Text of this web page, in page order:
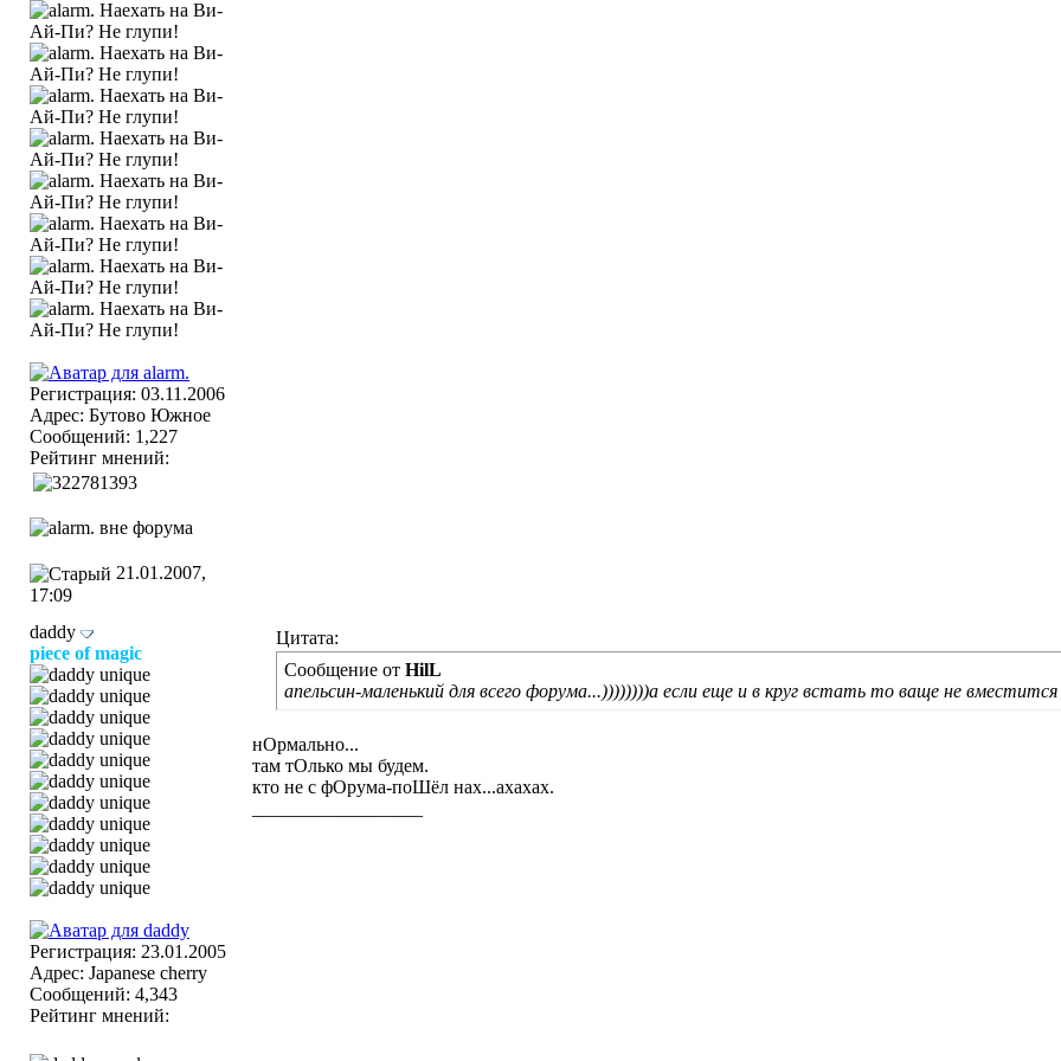
Регистрация: 03.11.2006
Адрес: Бутово Южное
Сообщений: 1,227
Рейтинг мнений:
21.01.2007,
17:09
daddy
piece of magic
Регистрация: 23.01.2005
Адрес: Japanese cherry
Сообщений: 4,343
Рейтинг мнений:
Цитата:
Сообщение от HilL
апельсин-маленький для всего форума...))))))))а если еще и в круг встать то ваще не
нОрмально...
там тОлько мы будем.
кто не с фОрума-поШёл нах...ахахах.